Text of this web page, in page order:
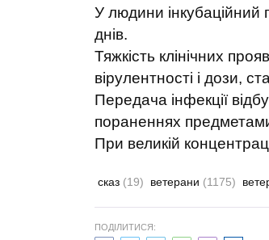
У людини
днів.
Тяжкість клінічних
вірулентності і дози,
Передача інфекції
пораненнях
При великій
сказ (19) ветерани (1175)
ПОДІЛИТИСЯ: